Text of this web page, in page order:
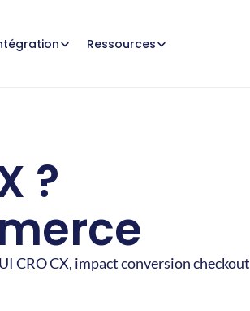
?
CRO CX, impact conversion checkout
Ressources